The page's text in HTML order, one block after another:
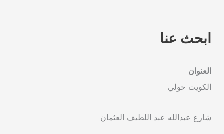
ابحث عنا
العنوان
الكويت حولي
شارع عبدالله عبد اللطيف العثمان